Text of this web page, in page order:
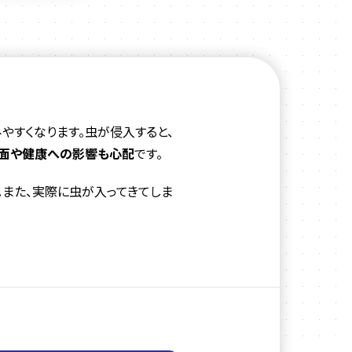
くなります。虫が侵入すると、
や健康への影響も心配です。
た、実際に虫が入ってきてしま